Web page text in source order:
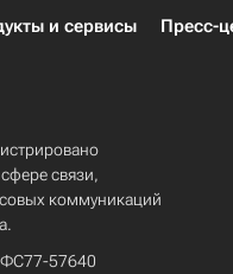
и сервисы Пресс-
связи,
коммуникаций
ФС77-57640